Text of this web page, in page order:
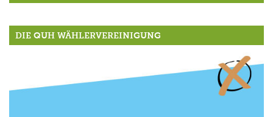
DIE QUH WÄHLERVEREINIGUNG